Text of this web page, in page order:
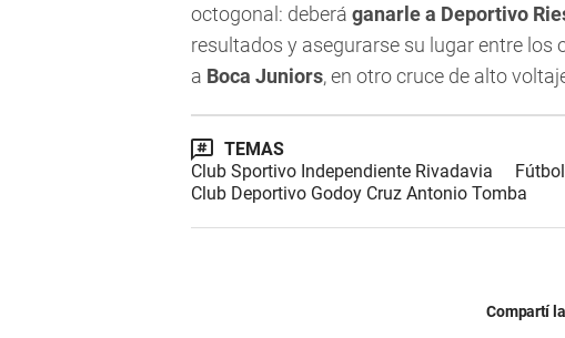
octogonal: deberá ganarle a Deportivo
resultados y asegurarse su lugar entre los
a Boca Juniors, en otro cruce de alto
TEMAS
Club Sportivo Independiente Rivadavia
Fútbol
Club Deportivo Godoy Cruz Antonio Tomba
Compartí